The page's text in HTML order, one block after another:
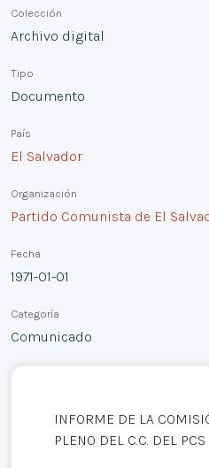
Colección
Archivo digital
Tipo
Documento
País
El Salvador
Organización
Partido Comunista de El
Fecha
1971-01-01
Categoría
Comunicado
INFORME DE LA
PLENO DEL C.C. DEL PCS